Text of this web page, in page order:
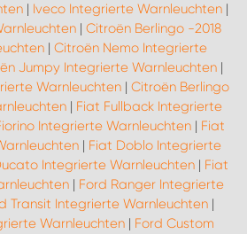
| Iveco Integrierte Warnleuchten|
| Citroën Berlingo -2018
| Citroën Nemo Integrierte
Jumpy Integrierte Warnleuchten|
Warnleuchten| Citroën Berlingo
| Fiat Fullback Integrierte
Integrierte Warnleuchten | Fiat
| Fiat Doblo Integrierte
Integrierte Warnleuchten| Fiat
| Ford Ranger Integrierte
Transit Integrierte Warnleuchten|
Warnleuchten| Ford Custom